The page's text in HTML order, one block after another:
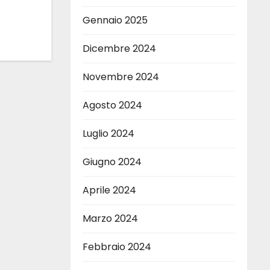
Gennaio 2025
Dicembre 2024
Novembre 2024
Agosto 2024
Luglio 2024
Giugno 2024
Aprile 2024
Marzo 2024
Febbraio 2024